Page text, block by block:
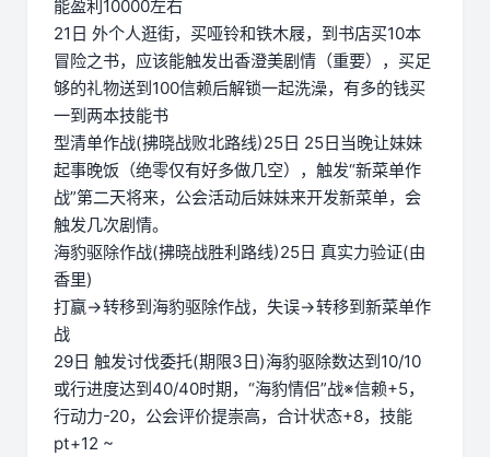
能盈利10000左右
21日 外个人逛街，买哑铃和铁木屐，到书店买10本
冒险之书，应该能触发出香澄美剧情（重要），买足
够的礼物送到100信赖后解锁一起洗澡，有多的钱买
一到两本技能书
型清单作战(拂晓战败北路线)25日 25日当晚让妹妹
起事晚饭（绝零仅有好多做几空），触发“新菜单作
战”第二天将来，公会活动后妹妹来开发新菜单，会
触发几次剧情。
海豹驱除作战(拂晓战胜利路线)25日 真实力验证(由
香里)
打赢→转移到海豹驱除作战，失误→转移到新菜单作
战
29日 触发讨伐委托(期限3日)海豹驱除数达到10/10
或行进度达到40/40时期，“海豹情侣”战※信赖+5，
行动力-20，公会评价提崇高，合计状态+8，技能
pt+12 ~